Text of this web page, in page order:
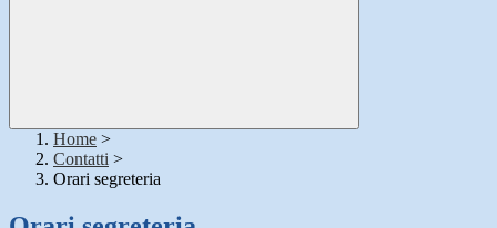
Home >
Contatti >
Orari segreteria